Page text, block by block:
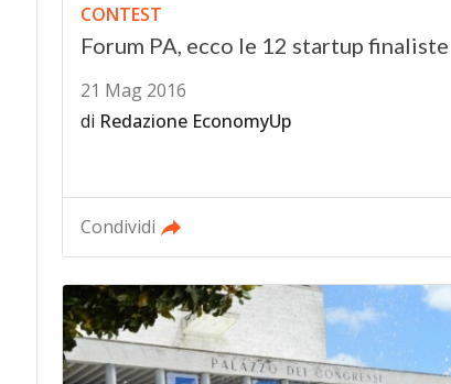
CONTEST
Forum PA, ecco le 12 startup finaliste
21 Mag 2016
di Redazione EconomyUp
Condividi